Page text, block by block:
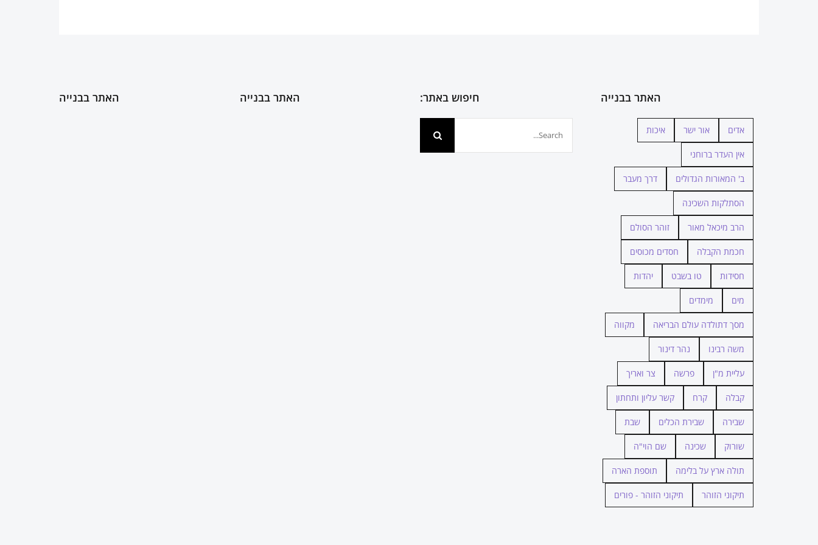
האתר בבנייה
אדים אור ישר איכות
אין העדר ברוחני
ב' המאורות הגדולים דרך מעבר
הסתלקות השכינה
הרב מיכאל מאור זוהר הסולם
חכמת הקבלה חסדים מכוסים
חסידות טו בשבט יהדות
מים מימדים
מסך דתולדה עולם הבריאה מקווה
משה רבינו נהר דינור
עליית מ"ן פרשה צר ואריך
קבלה קרח קשר עליון ותחתון
שבירה שבירת הכלים שבת
שורוק שכינה שם הוי"ה
תולה ארץ על בלימה תוספת הארה
תיקוני הזוהר תיקוני הזוהר - פורים
חיפוש באתר: האתר בבנייה האתר בבנייה